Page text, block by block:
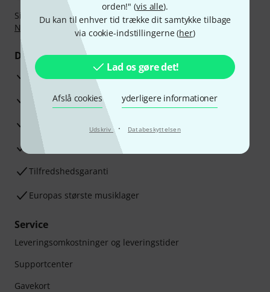
orden!" (vis alle).
Du kan til enhver tid trække dit samtykke tilbage
via cookie-indstillingerne (her)
Lad os gøre det!
Afslå cookies yderligere informationer
Udskriv · Databeskyttelsen
Sikker betaling med Bankoverførsel, PayPal,Klarna Betal
Nu
Klarna betaling i rater eller Kreditkort.
Dine fordele
3 års Thomann Garanti
30 dages money back garanti
Råd fra vores eksperter
Tilfredshedsgaranti
Europas største musiklager
Service
Leveringsomkostninger og leveringstider
Supportcenter
Gavekort